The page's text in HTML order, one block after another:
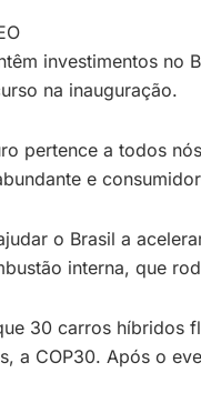
investimentos no
na inauguração.
pertence a todos
e
o Brasil a
interna, que
30 carros híbridos
a COP30. Após o